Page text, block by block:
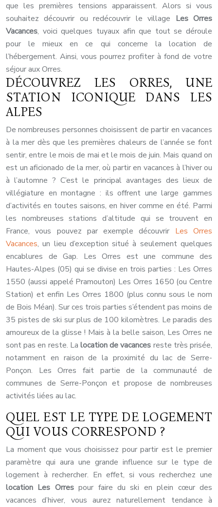
que les premières tensions apparaissent. Alors si vous
souhaitez découvrir ou redécouvrir le village Les Orres
Vacances, voici quelques tuyaux afin que tout se déroule
pour le mieux en ce qui concerne la location de
l’hébergement. Ainsi, vous pourrez profiter à fond de votre
séjour aux Orres.
DÉCOUVREZ LES ORRES, UNE
STATION ICONIQUE DANS LES
ALPES
De nombreuses personnes choisissent de partir en vacances
à la mer dès que les premières chaleurs de l’année se font
sentir, entre le mois de mai et le mois de juin. Mais quand on
est un aficionado de la mer, où partir en vacances à l’hiver ou
à l’automne ? C’est le principal avantages des lieux de
villégiature en montagne : ils offrent une large gammes
d’activités en toutes saisons, en hiver comme en été. Parmi
les nombreuses stations d’altitude qui se trouvent en
France, vous pouvez par exemple découvrir Les Orres
Vacances, un lieu d’exception situé à seulement quelques
encablures de Gap. Les Orres est une commune des
Hautes-Alpes (05) qui se divise en trois parties : Les Orres
1550 (aussi appelé Pramouton) Les Orres 1650 (ou Centre
Station) et enfin Les Orres 1800 (plus connu sous le nom
de Bois Méan). Sur ces trois parties s’étendent pas moins de
35 pistes de ski sur plus de 100 kilomètres. Le paradis des
amoureux de la glisse ! Mais à la belle saison, Les Orres ne
sont pas en reste. La location de vacances reste très prisée,
notamment en raison de la proximité du lac de Serre-
Ponçon. Les Orres fait partie de la communauté de
communes de Serre-Ponçon et propose de nombreuses
activités liées au lac.
QUEL EST LE TYPE DE LOGEMENT
QUI VOUS CORRESPOND ?
La moment que vous choisissez pour partir est le premier
paramètre qui aura une grande influence sur le type de
logement à rechercher. En effet, si vous recherchez une
location Les Orrespour faire du ski en plein cœur des
vacances d’hiver, vous aurez naturellement tendance à